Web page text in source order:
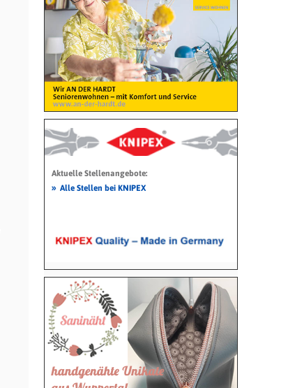
Aktuelle Stellenangebote:
» Alle Stellen bei KNIPEX